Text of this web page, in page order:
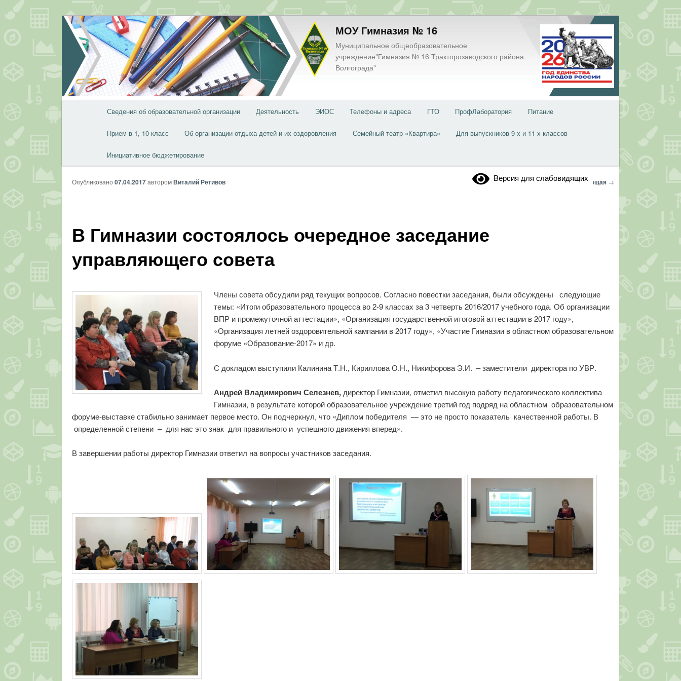
Перейти
к
основному
содержимому
МОУ Гимназия № 16
Муниципальное общеобразовательное
учреждение"Гимназия № 16 Тракторозаводского района
Волгограда"
Сведения об образовательной организации Деятельность ЭИОС Телефоны и адреса ГТО ПрофЛаборатория Питание
Прием в 1, 10 класс Об организации отдыха детей и их оздоровления Семейный театр «Квартира» Для выпускников 9-х и 11-х классов
Инициативное бюджетирование
Версия для слабовидящих
Навигация
← Предыдущая Следующая →
В Гимназии состоялось очередное заседание
управляющего совета
Опубликовано 07.04.2017авторомВиталий Ретивов
Члены совета обсудили ряд текущих вопросов. Согласно повестки заседания, были обсуждены следующие
темы: «Итоги образовательного процесса во 2-9 классах за 3 четверть 2016/2017 учебного года. Об организации
ВПР и промежуточной аттестации», «Организация государственной итоговой аттестации в 2017 году»,
«Организация летней оздоровительной кампании в 2017 году», «Участие Гимназии в областном образовательном
форуме «Образование-2017» и др.
С докладом выступили Калинина Т.Н., Кириллова О.Н., Никифорова Э.И. – заместители директора по УВР.
Андрей Владимирович Селезнев, директор Гимназии, отметил высокую работу педагогического коллектива
Гимназии, в результате которой образовательное учреждение третий год подряд на областном образовательном
форуме-выставке стабильно занимает первое место. Он подчеркнул, что «Диплом победителя — это не просто показатель качественной работы. В
определенной степени – для нас это знак для правильного и успешного движения вперед».
В завершении работы директор Гимназии ответил на вопросы участников заседания.